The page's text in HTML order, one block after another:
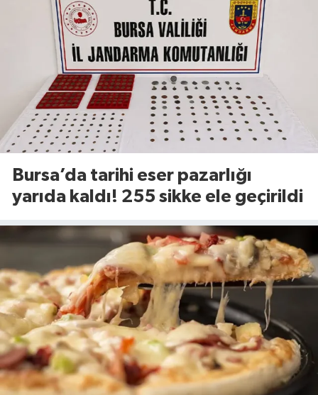
Bursa’da tarihi eser pazarlığı
yarıda kaldı! 255 sikke ele geçirildi